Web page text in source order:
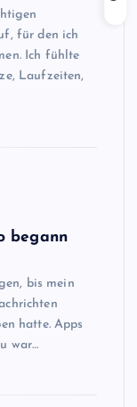
für den ich
Ich fühlte
Laufzeiten,
begann
bis mein
hatte. Apps
war…